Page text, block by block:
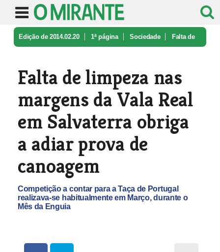
Edição de 2014.02.20 1ª página Sociedade Falta de
Falta de limpeza nas
margens da Vala Real
em Salvaterra obriga
a adiar prova de
canoagem
Competição a contar para a Taça de Portugal
realizava-se habitualmente em Março, durante o
Mês da Enguia